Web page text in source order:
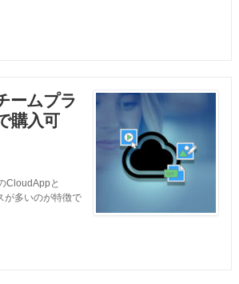
ームプラ
購入可
CloudAppと
が多いのが特徴で